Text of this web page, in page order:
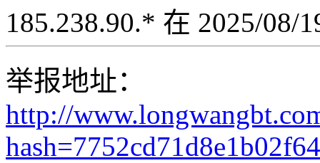
185.238.90.* 在 2025/08/
举报地址：
http://